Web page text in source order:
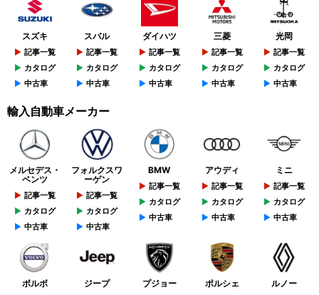
スズキ
記事一覧
カタログ
中古車
スバル
記事一覧
カタログ
中古車
ダイハツ
記事一覧
カタログ
中古車
三菱
記事一覧
カタログ
中古車
光岡
記事一覧
カタログ
中古車
輸入自動車メーカー
メルセデス・
ベンツ
記事一覧
カタログ
中古車
フォルクスワ
ーゲン
記事一覧
カタログ
中古車
BMW
記事一覧
カタログ
中古車
アウディ
記事一覧
カタログ
中古車
ミニ
記事一覧
カタログ
中古車
ボルボ ジープ プジョー ポルシェ ルノー